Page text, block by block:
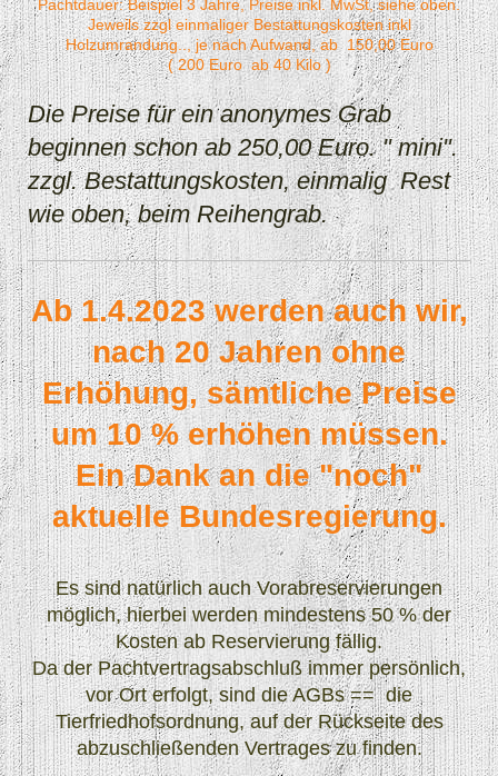
Pachtdauer: Beispiel 3 Jahre, Preise inkl. MwSt, siehe oben.
Jeweils zzgl einmaliger Bestattungskosten inkl
Holzumrandung.., je nach Aufwand, ab 150,00 Euro
( 200 Euro ab 40 Kilo )
Die Preise für ein anonymes Grab
beginnen schon ab 250,00 Euro. " mini".
zzgl. Bestattungskosten, einmalig Rest
wie oben, beim Reihengrab.
Ab 1.4.2023 werden auch wir,
nach 20 Jahren ohne
Erhöhung, sämtliche Preise
um 10 % erhöhen müssen.
Ein Dank an die "noch"
aktuelle Bundesregierung.
Es sind natürlich auch Vorabreservierungen
möglich, hierbei werden mindestens 50 % der
Kosten ab Reservierung fällig.
Da der Pachtvertragsabschluß immer persönlich,
vor Ort erfolgt, sind die AGBs == die
Tierfriedhofsordnung, auf der Rückseite des
abzuschließenden Vertrages zu finden.